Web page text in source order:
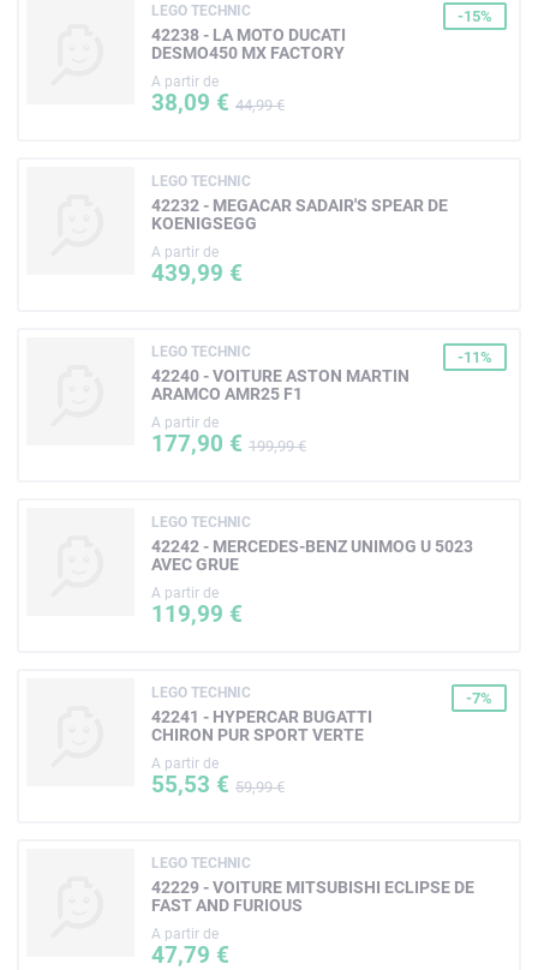
LEGO TECHNIC
42238 - LA MOTO DUCATI
DESMO450 MX FACTORY
A partir de
38,09 € 44,99 €
-15%
LEGO TECHNIC
42232 - MEGACAR SADAIR'S SPEAR DE
KOENIGSEGG
A partir de
439,99 €
LEGO TECHNIC
42240 - VOITURE ASTON MARTIN
ARAMCO AMR25 F1
A partir de
177,90 € 199,99 €
-11%
LEGO TECHNIC
42242 - MERCEDES-BENZ UNIMOG U 5023
AVEC GRUE
A partir de
119,99 €
LEGO TECHNIC
42241 - HYPERCAR BUGATTI
CHIRON PUR SPORT VERTE
A partir de
55,53 € 59,99 €
-7%
LEGO TECHNIC
42229 - VOITURE MITSUBISHI ECLIPSE DE
FAST AND FURIOUS
A partir de
47,79 €